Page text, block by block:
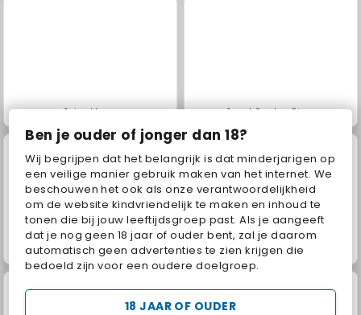
Ben je ouder of jonger dan 18?
Wij begrijpen dat het belangrijk is dat minderjarigen op
een veilige manier gebruik maken van het internet. We
beschouwen het ook als onze verantwoordelijkheid
om de website kindvriendelijk te maken en inhoud te
tonen die bij jouw leeftijdsgroep past. Als je aangeeft
dat je nog geen 18 jaar of ouder bent, zal je daarom
automatisch geen advertenties te zien krijgen die
bedoeld zijn voor een oudere doelgroep.
18 JAAR OF OUDER
Juice Merge Jewel Garden Story
Grand Mahjong Connect Trollface Quest: USA 2